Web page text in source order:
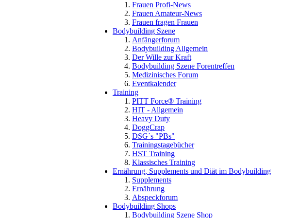
Frauen Profi-News
Frauen Amateur-News
Frauen fragen Frauen
Bodybuilding Szene
Anfängerforum
Bodybuilding Allgemein
Der Wille zur Kraft
Bodybuilding Szene Forentreffen
Medizinisches Forum
Eventkalender
Training
PITT Force® Training
HIT - Allgemein
Heavy Duty
DoggCrap
DSG`s "PBs"
Trainingstagebücher
HST Training
Klassisches Training
Ernährung, Supplements und Diät im Bodybuilding
Supplements
Ernährung
Abspeckforum
Bodybuilding Shops
Bodybuilding Szene Shop